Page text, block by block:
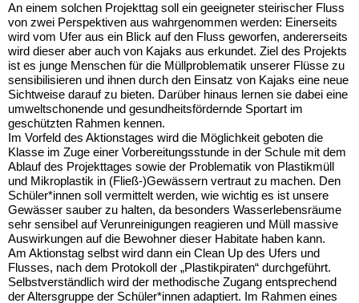
An einem solchen Projekttag soll ein geeigneter steirischer Fluss
von zwei Perspektiven aus wahrgenommen werden: Einerseits
wird vom Ufer aus ein Blick auf den Fluss geworfen, andererseits
wird dieser aber auch von Kajaks aus erkundet. Ziel des Projekts
ist es junge Menschen für die Müllproblematik unserer Flüsse zu
sensibilisieren und ihnen durch den Einsatz von Kajaks eine neue
Sichtweise darauf zu bieten. Darüber hinaus lernen sie dabei eine
umweltschonende und gesundheitsfördernde Sportart im
geschützten Rahmen kennen.
Im Vorfeld des Aktionstages wird die Möglichkeit geboten die
Klasse im Zuge einer Vorbereitungsstunde in der Schule mit dem
Ablauf des Projekttages sowie der Problematik von Plastikmüll
und Mikroplastik in (Fließ-)Gewässern vertraut zu machen. Den
Schüler*innen soll vermittelt werden, wie wichtig es ist unsere
Gewässer sauber zu halten, da besonders Wasserlebensräume
sehr sensibel auf Verunreinigungen reagieren und Müll massive
Auswirkungen auf die Bewohner dieser Habitate haben kann.
Am Aktionstag selbst wird dann ein Clean Up des Ufers und
Flusses, nach dem Protokoll der „Plastikpiraten“ durchgeführt.
Selbstverständlich wird der methodische Zugang entsprechend
der Altersgruppe der Schüler*innen adaptiert. Im Rahmen eines